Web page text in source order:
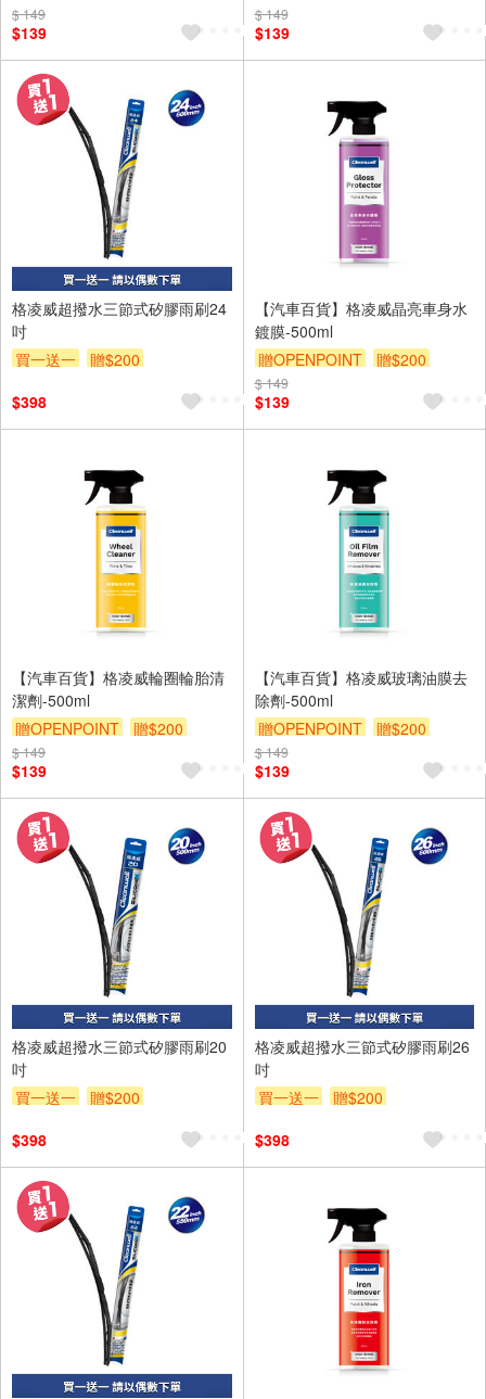
$ 149
$139
$ 149
$139
格凌威超撥水三節式矽膠雨刷24
吋
買一送一
贈$200
$398
【汽車百貨】格凌威晶亮車身水
鍍膜-500ml
贈OPENPOINT
贈$200
$ 149
$139
【汽車百貨】格凌威輪圈輪胎清
潔劑-500ml
贈OPENPOINT
贈$200
$ 149
$139
【汽車百貨】格凌威玻璃油膜去
除劑-500ml
贈OPENPOINT
贈$200
$ 149
$139
格凌威超撥水三節式矽膠雨刷20
吋
買一送一
贈$200
$398
格凌威超撥水三節式矽膠雨刷26
吋
買一送一
贈$200
$398